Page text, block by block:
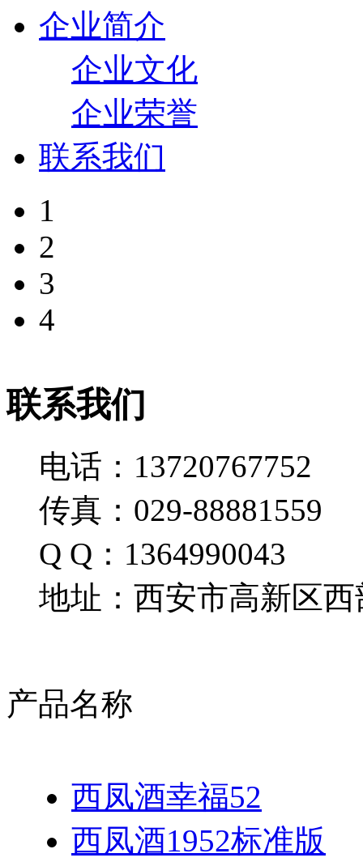
企业简介
企业文化
企业荣誉
联系我们
1
2
3
4
联系我们
电话：13720767752
传真：029-88881559
Q Q：1364990043
地址：西安市高新区西
产品名称
西凤酒幸福52
西凤酒1952标准版